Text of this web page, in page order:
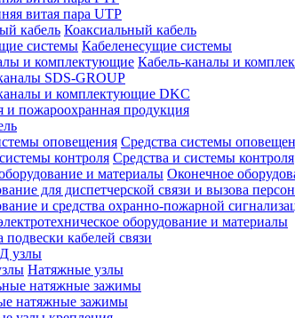
витая пара UTP
Коаксиальный кабель
Кабеленесущие системы
Кабель-каналы и
SDS-GROUP
и комплектующие DKC
и пожароохранная продукция
Средства системы
Средства и системы контроля
Оконечное
для диспетчерской связи и вызова
и средства охранно-пожарной
оборудование и материалы
кабелей связи
узлы
Натяжные узлы
натяжные зажимы
натяжные зажимы